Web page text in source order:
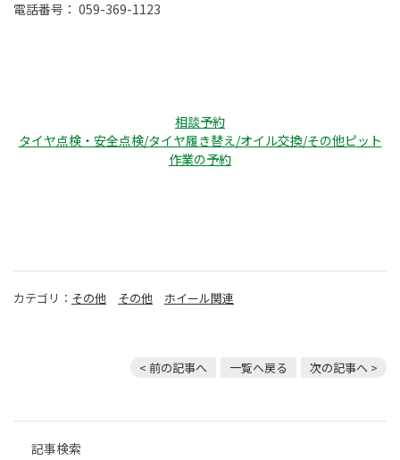
電話番号： 059-369-1123
相談予約
タイヤ点検・安全点検/タイヤ履き替え/オイル交換/その他ピット
作業の予約
カテゴリ： その他 その他 ホイール関連
< 前の記事へ 一覧へ戻る 次の記事へ >
記事検索